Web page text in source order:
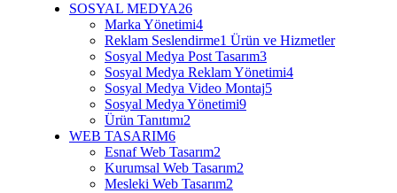
SOSYAL MEDYA26
Marka Yönetimi4
Reklam Seslendirme1 Ürün ve Hizmetler
Sosyal Medya Post Tasarım3
Sosyal Medya Reklam Yönetimi4
Sosyal Medya Video Montaj5
Sosyal Medya Yönetimi9
Ürün Tanıtımı2
WEB TASARIM6
Esnaf Web Tasarım2
Kurumsal Web Tasarım2
Mesleki Web Tasarım2